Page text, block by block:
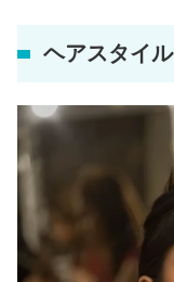
ヘアスタイル